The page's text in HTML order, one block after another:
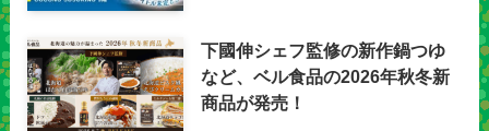
下國伸シェフ監修の新作鍋つゆ
など、ベル食品の2026年秋冬新
商品が発売！